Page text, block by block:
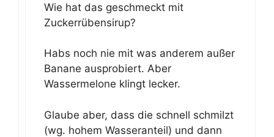
Wie hat das geschmeckt mit
Zuckerrübensirup?
Habs noch nie mit was anderem außer
Banane ausprobiert. Aber
Wassermelone klingt lecker.
Glaube aber, dass die schnell schmilzt
(wg. hohem Wasseranteil) und dann